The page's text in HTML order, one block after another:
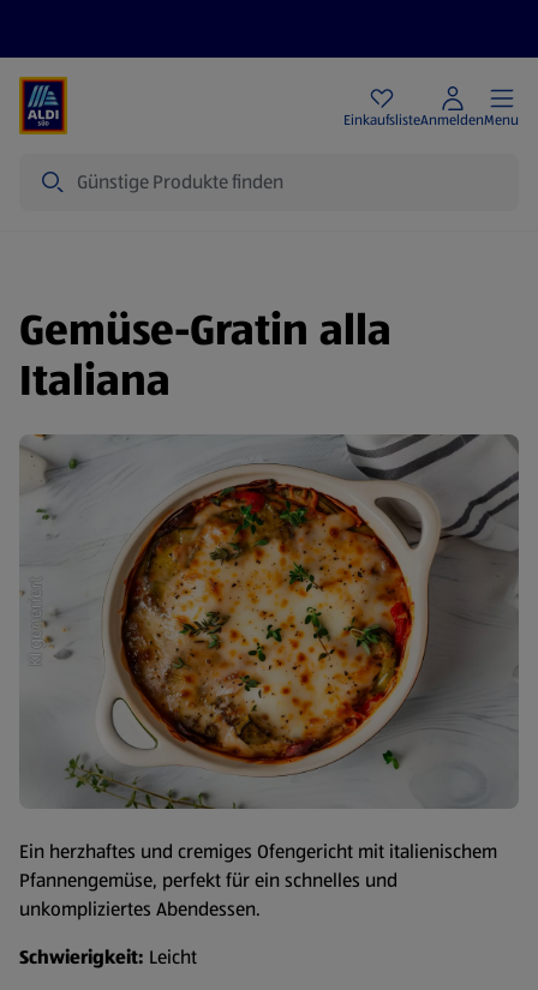
EinkaufslisteAnmeldenMenu
Gemüse-Gratin alla
Italiana
Ein herzhaftes und cremiges Ofengericht mit italienischem
Pfannengemüse, perfekt für ein schnelles und
unkompliziertes Abendessen.
Schwierigkeit: Leicht